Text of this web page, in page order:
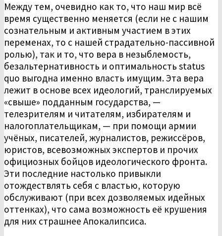
Между тем, очевидно как то, что наш мир всё
время существенно меняется (если не с нашим
сознательным и активным участием в этих
переменах, то с нашей страдательно-пассивной
ролью), так и то, что вера в незыблемость,
безальтернативность и оптимальность status
quo выгодна именно власть имущим. Эта вера
лежит в основе всех идеологий, транслируемых
«свыше» подданным государства, —
телезрителям и читателям, избирателям и
налогоплательщикам, — при помощи армии
учёных, писателей, журналистов, режиссёров,
юристов, всевозможных экспертов и прочих
официозных бойцов идеологического фронта.
Эти последние настолько привыкли
отождествлять себя с властью, которую
обслуживают (при всех дозволяемых идейных
оттенках), что сама возможность её крушения
для них страшнее Апокалипсиса.